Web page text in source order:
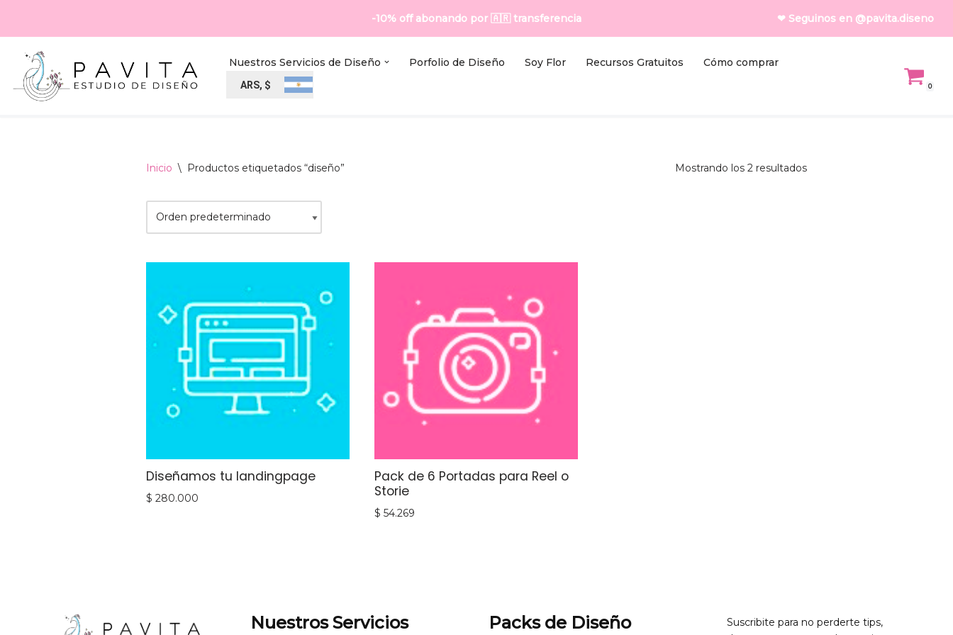
Ir
contenido
-10% off abonando por 🇦🇷 transferencia ❤ Seguinos en @pavita.diseno
Nuestros Servicios de Diseño Porfolio de Diseño Soy Flor Recursos Gratuitos Cómo comprar
ARS, $ 0
Inicio \ Productos etiquetados “diseño” Mostrando los 2 resultados
Diseñamos tu landingpage
$ 280.000
Pack de 6 Portadas para Reel o
Storie
$ 54.269
Nuestros Servicios Packs de Diseño
Suscribite para no perderte tips,